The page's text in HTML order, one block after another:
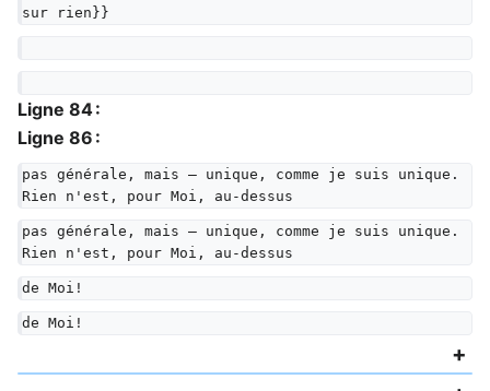
sur rien}}
Ligne 84 :
Ligne 86 :
pas générale, mais — unique, comme je suis unique.
Rien n'est, pour Moi, au-dessus
pas générale, mais — unique, comme je suis unique.
Rien n'est, pour Moi, au-dessus
de Moi!
de Moi!